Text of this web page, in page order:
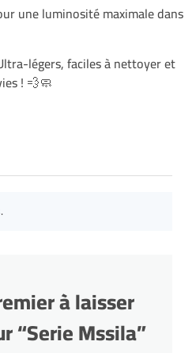
une luminosité maximale dans
légers, faciles à nettoyer et
! 💨🧼
à laisser
“Serie Mssila”